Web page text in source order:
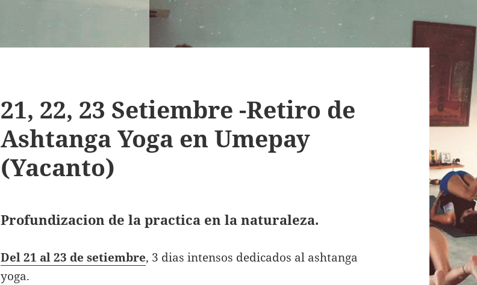
21, 22, 23 Setiembre -Retiro de
Ashtanga Yoga en Umepay
(Yacanto)
Profundizacion de la practica en la naturaleza.
Del 21 al 23 de setiembre, 3 dias intensos dedicados al ashtanga
yoga.